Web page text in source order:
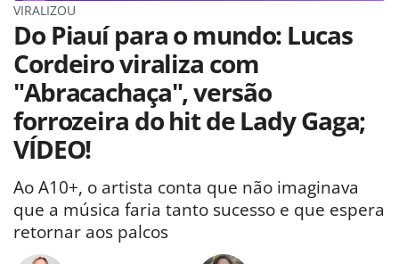
VIRALIZOU
Do Piauí para o mundo: Lucas
Cordeiro viraliza com
"Abracachaça", versão
forrozeira do hit de Lady Gaga;
VÍDEO!
Ao A10+, o artista conta que não imaginava
que a música faria tanto sucesso e que espera
retornar aos palcos